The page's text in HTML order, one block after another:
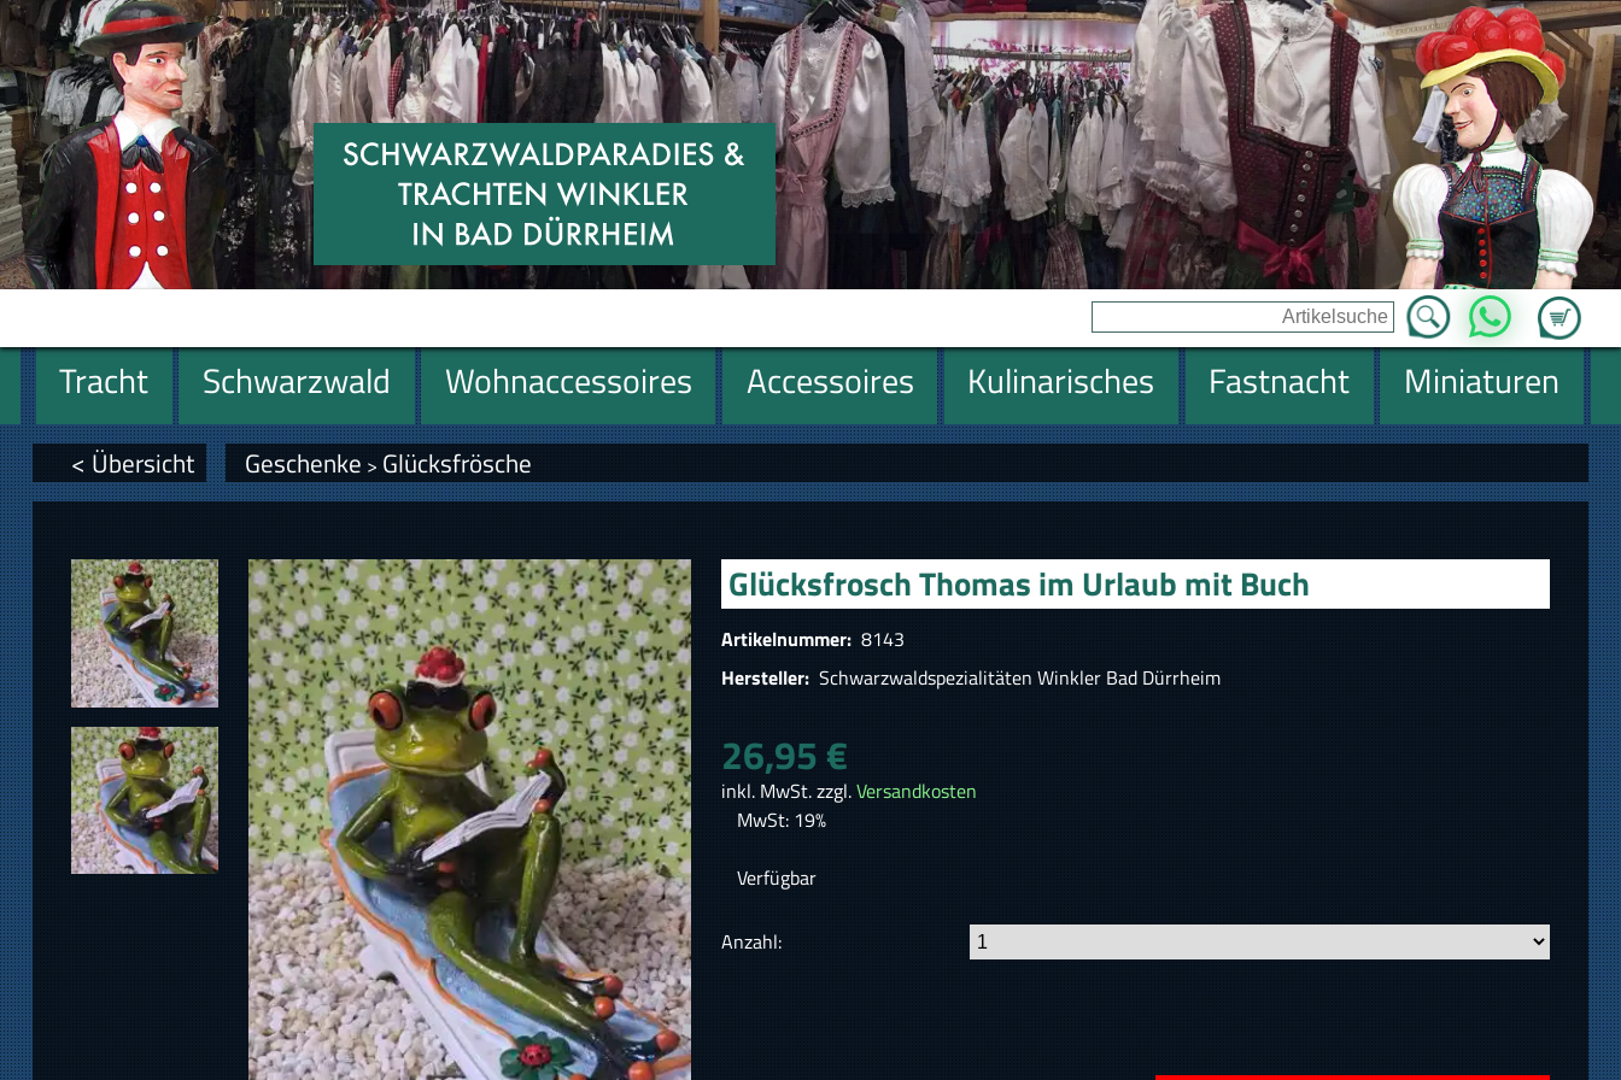
Zum
WhatsApp
Tracht Schwarzwald Wohnaccessoires Accessoires Kulinarisches Fastnacht
Miniaturen
Geschenke
< Übersicht Geschenke > Glücksfrösche
Glücksfrosch Thomas im Urlaub mit Buch
Artikelnummer: 8143
Hersteller: Schwarzwaldspezialitäten Winkler Bad Dürrheim
26,95 €
inkl. MwSt. zzgl.Versandkosten
MwSt: 19%
Verfügbar
Anzahl: